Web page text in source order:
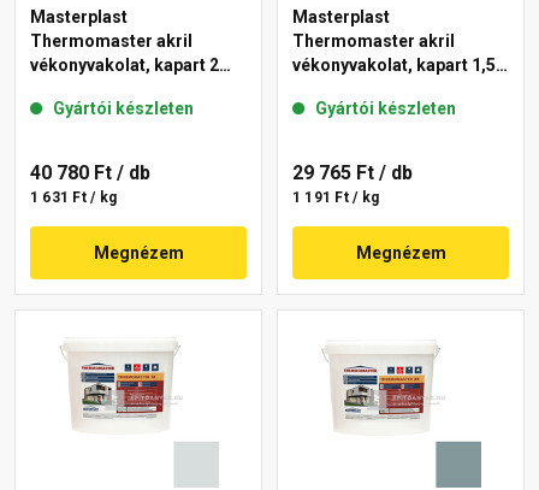
Masterplast
Thermomaster akril
vékonyvakolat, kapart 2
Gyártói készleten
40 780 Ft / db
1 631 Ft / kg
Megnézem
Masterplast
Thermomaster akril
vékonyvakolat, kapart 1,5
Gyártói készleten
29 765 Ft / db
1 191 Ft / kg
Megnézem